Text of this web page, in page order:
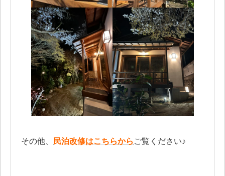
その他、 民泊改修はこちらから ご覧ください♪